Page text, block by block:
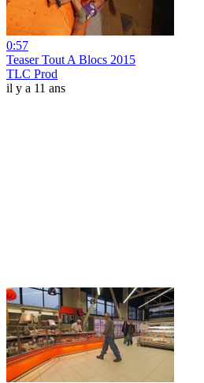
0:57
Teaser Tout A Blocs 2015
TLC Prod
il y a 11 ans